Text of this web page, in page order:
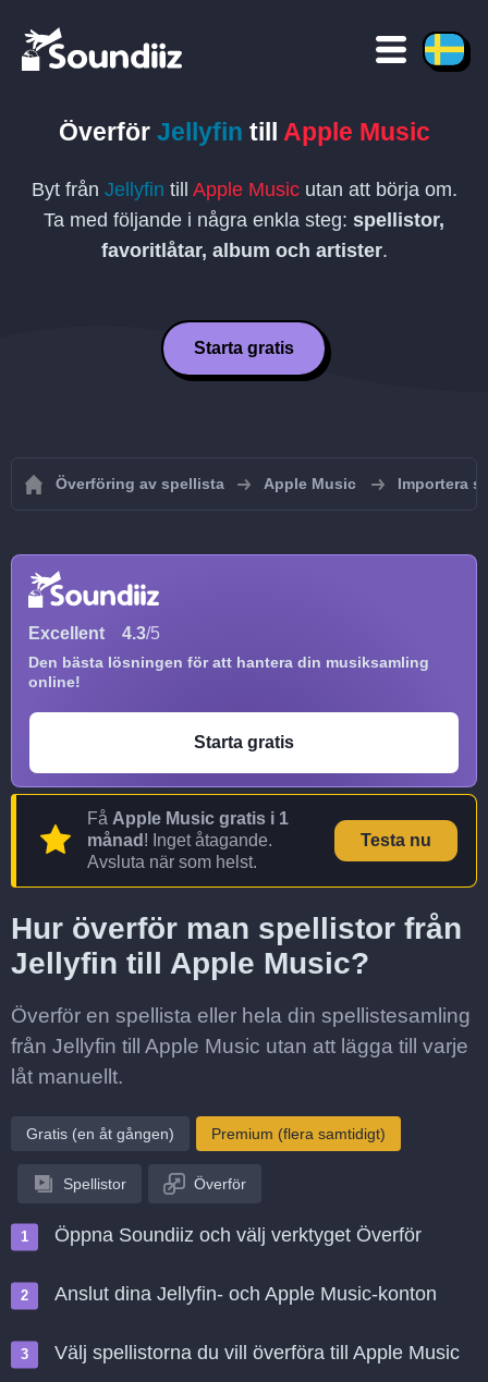
Överför Jellyfin till Apple Music
Byt från Jellyfin till Apple Musicutan att börja om.
Ta med följande i några enkla steg: spellistor,
favoritlåtar, album och artister.
Starta gratis
Överföring av spellista Apple Music Importera
Excellent 4.3/5
Den bästa lösningen för att hantera din musiksamling
online!
Starta gratis
Få Apple Music gratis i 1
månad ! Inget åtagande.
Avsluta när som helst.
Testa nu
Hur överför man spellistor från
Jellyfin till Apple Music?
Överför en spellista eller hela din spellistesamling
från Jellyfin till Apple Music utan att lägga till varje
låt manuellt.
Gratis (en åt gången) Premium (flera samtidigt)
Spellistor Överför
Öppna Soundiiz och välj verktyget Överför
Anslut dina Jellyfin- och Apple Music-konton
Välj spellistorna du vill överföra till Apple Music